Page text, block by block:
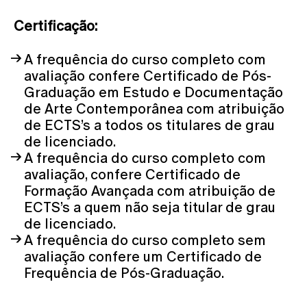
Certificação:
A frequência do curso completo com
avaliação confere Certificado de Pós-
Graduação em Estudo e Documentação
de Arte Contemporânea com atribuição
de ECTS’s a todos os titulares de grau
de licenciado.
A frequência do curso completo com
avaliação, confere Certificado de
Formação Avançada com atribuição de
ECTS’s a quem não seja titular de grau
de licenciado.
A frequência do curso completo sem
avaliação confere um Certificado de
Frequência de Pós-Graduação.